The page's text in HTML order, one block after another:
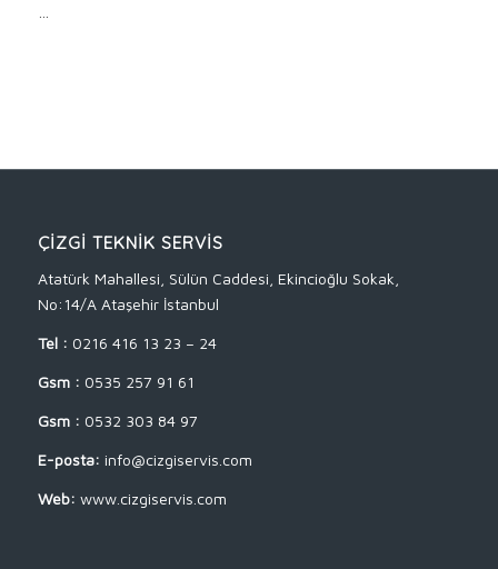
ÇİZGİ TEKNİK SERVİS
Atatürk Mahallesi, Sülün Caddesi, Ekincioğlu Sokak,
No:14/A Ataşehir İstanbul
Tel : 0216 416 13 23 – 24
Gsm : 0535 257 91 61
Gsm : 0532 303 84 97
E-posta: info@cizgiservis.com
Web: www.cizgiservis.com